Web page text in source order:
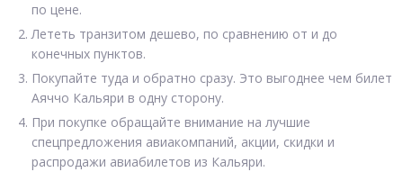
по цене.
Лететь транзитом дешево, по сравнению от и до
конечных пунктов.
Покупайте туда и обратно сразу. Это выгоднее чем билет
Аяччо Кальяри в одну сторону.
При покупке обращайте внимание на лучшие
спецпредложения авиакомпаний, акции, скидки и
распродажи авиабилетов из Кальяри.